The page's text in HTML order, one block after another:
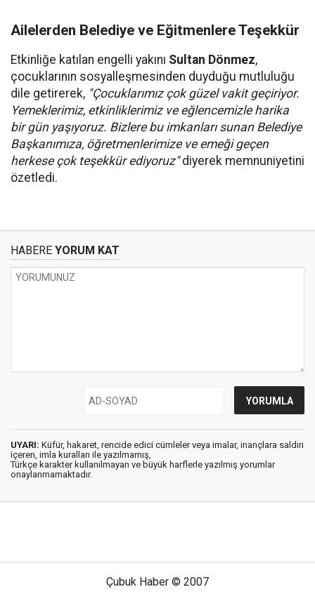
Ailelerden Belediye ve Eğitmenlere Teşekkür
Etkinliğe katılan engelli yakını Sultan Dönmez,
çocuklarının sosyalleşmesinden duyduğu mutluluğu
dile getirerek, "Çocuklarımız çok güzel vakit geçiriyor.
Yemeklerimiz, etkinliklerimiz ve eğlencemizle harika
bir gün yaşıyoruz. Bizlere bu imkanları sunan Belediye
Başkanımıza, öğretmenlerimize ve emeği geçen
herkese çok teşekkür ediyoruz"diyerek memnuniyetini
özetledi.
HABERE YORUM KAT
UYARI: Küfür, hakaret, rencide edici cümleler veya imalar, inançlara saldırı
içeren, imla kuralları ile yazılmamış,
Türkçe karakter kullanılmayan ve büyük harflerle yazılmış yorumlar
onaylanmamaktadır.
Çubuk Haber © 2007